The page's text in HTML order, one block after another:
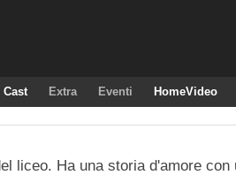
Cast Extra Eventi HomeVideo
liceo. Ha una storia d'amore